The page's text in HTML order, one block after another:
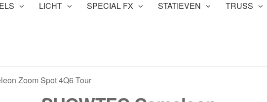
LICHT SPECIAL FX STATIEVEN TRUSS
Zoom Spot 4Q6 Tour